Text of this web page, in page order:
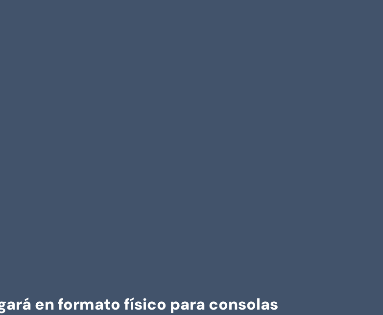
en formato físico para consolas